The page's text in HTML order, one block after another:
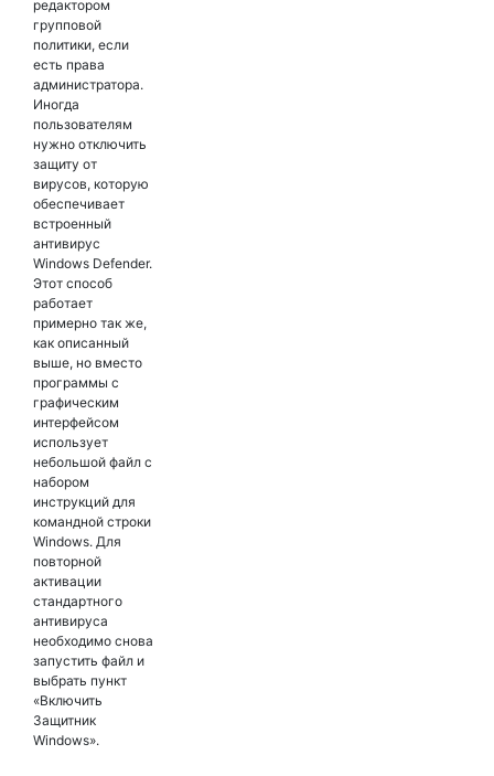
редактором
групповой
политики, если
есть права
администратора.
Иногда
пользователям
нужно отключить
защиту от
вирусов, которую
обеспечивает
встроенный
антивирус
Windows Defender.
Этот способ
работает
примерно так же,
как описанный
выше, но вместо
программы с
графическим
интерфейсом
использует
небольшой файл с
набором
инструкций для
командной строки
Windows. Для
повторной
активации
стандартного
антивируса
необходимо снова
запустить файл и
выбрать пункт
«Включить
Защитник
Windows».